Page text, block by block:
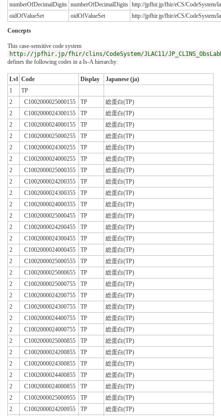
numberOfDecimalDigits numberOfDecimalDigits http://jpfhir.jp/fhir/eCS/CodeSystem/
oidOfValueSet
oidOfValueSet http://jpfhir.jp/fhir/eCS/CodeSystem/
Concepts
This case-sensitive code system
http://jpfhir.jp/fhir/clins/CodeSystem/JLAC11/
defines the following codes in a Is-A hierarchy:
Lvl Code Display
Japanese (ja)
1
TP
2
C1002000025000155 TP
総蛋白(TP)
2
C1002000024300155 TP
総蛋白(TP)
2
C1002000024000155 TP
総蛋白(TP)
2
C1002000025000255 TP
総蛋白(TP)
2
C1002000024300255 TP
総蛋白(TP)
2
C1002000024000255 TP
総蛋白(TP)
2
C1002000025000355 TP
総蛋白(TP)
2
C1002000024200355 TP
総蛋白(TP)
2
C1002000024300355 TP
総蛋白(TP)
2
C1002000024000355 TP
総蛋白(TP)
2
C1002000025000455 TP
総蛋白(TP)
2
C1002000024200455 TP
総蛋白(TP)
2
C1002000024300455 TP
総蛋白(TP)
2
C1002000024000455 TP
総蛋白(TP)
2
C1002000025000555 TP
総蛋白(TP)
2
C1002000025000655 TP
総蛋白(TP)
2
C1002000025000755 TP
総蛋白(TP)
2
C1002000024200755 TP
総蛋白(TP)
2
C1002000024300755 TP
総蛋白(TP)
2
C1002000024400755 TP
総蛋白(TP)
2
C1002000024000755 TP
総蛋白(TP)
2
C1002000025000855 TP
総蛋白(TP)
2
C1002000024200855 TP
総蛋白(TP)
2
C1002000024300855 TP
総蛋白(TP)
2
C1002000024400855 TP
総蛋白(TP)
2
C1002000024000855 TP
総蛋白(TP)
2
C1002000025000955 TP
総蛋白(TP)
2
C1002000024200955 TP
総蛋白(TP)